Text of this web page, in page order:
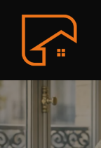
contenu